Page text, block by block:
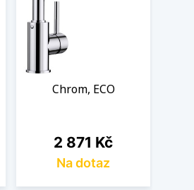
Chrom, ECO
Cena
2 871 Kč
Na dotaz